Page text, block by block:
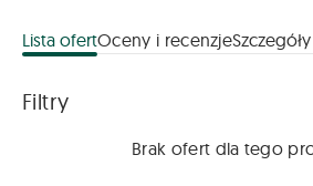
Lista ofertOceny i recenzje
Filtry
Brak ofert dla tego